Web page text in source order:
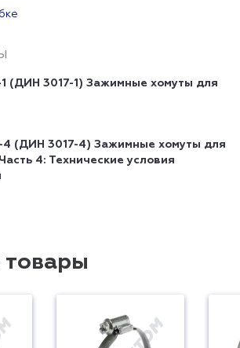
1 (ДИН 3017-1) Зажимные хомуты для
4 (ДИН 3017-4) Зажимные хомуты для
4: Технические условия
товары